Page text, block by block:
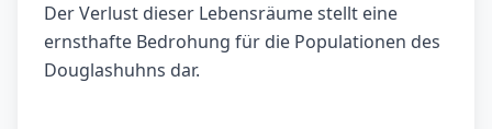
Der Verlust dieser Lebensräume stellt eine
ernsthafte Bedrohung für die Populationen des
Douglashuhns dar.